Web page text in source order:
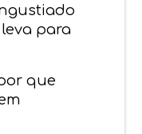
para
que